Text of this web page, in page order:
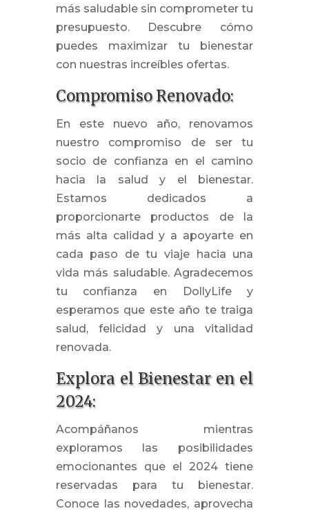
más saludable sin comprometer tu
presupuesto. Descubre cómo
puedes maximizar tu bienestar
con nuestras increíbles ofertas.
Compromiso Renovado:
En este nuevo año, renovamos
nuestro compromiso de ser tu
socio de confianza en el camino
hacia la salud y el bienestar.
Estamos dedicados a
proporcionarte productos de la
más alta calidad y a apoyarte en
cada paso de tu viaje hacia una
vida más saludable. Agradecemos
tu confianza en DollyLife y
esperamos que este año te traiga
salud, felicidad y una vitalidad
renovada.
Explora el Bienestar en el
2024:
Acompáñanos mientras
exploramos las posibilidades
emocionantes que el 2024 tiene
reservadas para tu bienestar.
Conoce las novedades, aprovecha